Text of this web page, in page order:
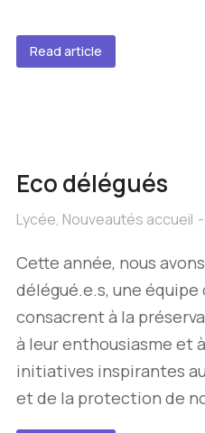
Read article
Eco délégués
Lycée, Nouveautés accueil
Cette année, nous
délégué.e.s, une
consacrent à la
à leur enthousiasme et
initiatives inspirantes
et de la protection de